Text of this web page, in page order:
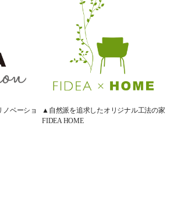
ベーショ
▲自然派を追求したオリジナル工法の家
FIDEA HOME